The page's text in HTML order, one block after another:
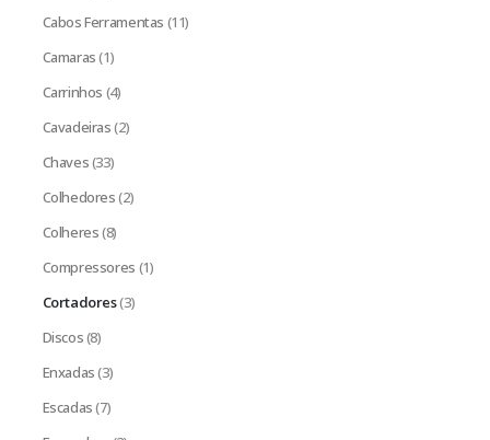
Cabos Ferramentas (11)
Camaras(1)
Carrinhos (4)
Cavadeiras(2)
Chaves(33)
Colhedores(2)
Colheres(8)
Compressores (1)
Cortadores(3)
Discos(8)
Enxadas(3)
Escadas(7)